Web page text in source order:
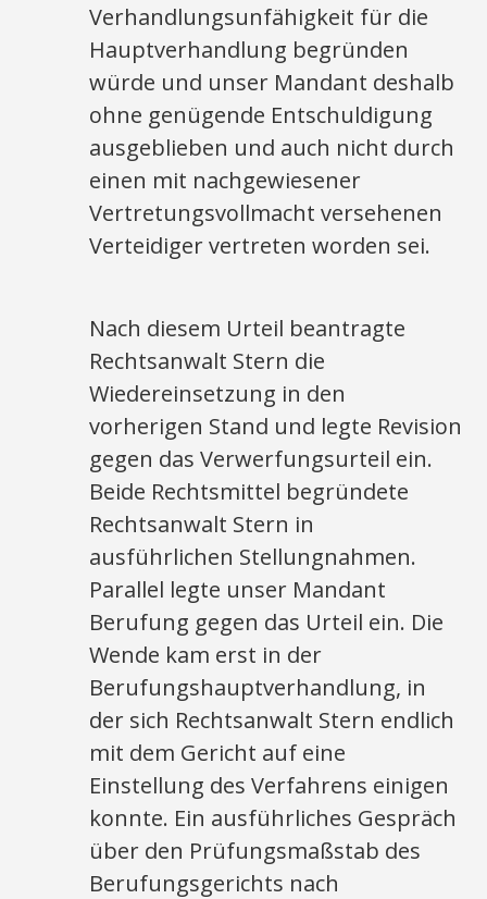
Verhandlungsunfähigkeit für die
Hauptverhandlung begründen
würde und unser Mandant deshalb
ohne genügende Entschuldigung
ausgeblieben und auch nicht durch
einen mit nachgewiesener
Vertretungsvollmacht versehenen
Verteidiger vertreten worden sei.
Nach diesem Urteil beantragte
Rechtsanwalt Stern die
Wiedereinsetzung in den
vorherigen Stand und legte Revision
gegen das Verwerfungsurteil ein.
Beide Rechtsmittel begründete
Rechtsanwalt Stern in
ausführlichen Stellungnahmen.
Parallel legte unser Mandant
Berufung gegen das Urteil ein. Die
Wende kam erst in der
Berufungshauptverhandlung, in
der sich Rechtsanwalt Stern endlich
mit dem Gericht auf eine
Einstellung des Verfahrens einigen
konnte. Ein ausführliches Gespräch
über den Prüfungsmaßstab des
Berufungsgerichts nach